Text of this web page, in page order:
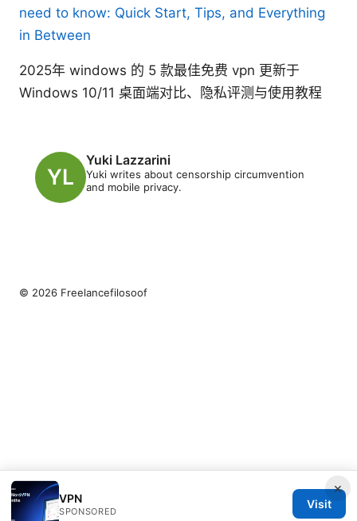
need to know: Quick Start, Tips, and Everything
in Between
2025年 windows 的 5 款最佳免费 vpn 更新于
Windows 10/11 桌面端对比、隐私评测与使用教程
Yuki Lazzarini
Yuki writes about censorship circumvention
and mobile privacy.
×
VPN
SPONSORED
Visit
© 2026 Freelancefilosoof